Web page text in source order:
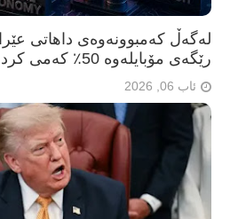
لەگەڵ کەمبوونەوەی داهاتی
رێگەی مۆبایلەوە 50٪ کەمی کردووە
ئاب 06, 2026